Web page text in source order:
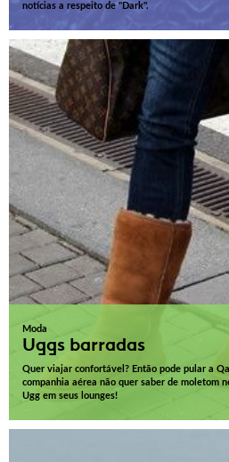
notícias a respeito de "Dark".
Moda
Uggs barradas
Quer viajar confortável? Então pode pular a
companhia aérea não quer saber de moletom
Ugg em seus lounges!